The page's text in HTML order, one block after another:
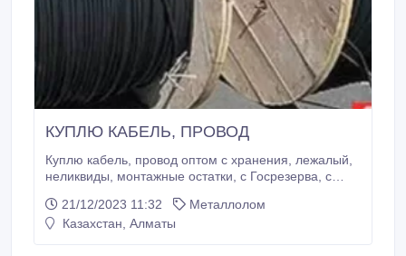
КУПЛЮ КАБЕЛЬ, ПРОВОД
Куплю кабель, провод оптом с хранения, лежалый,
неликвиды, монтажные остатки, с Госрезерва, с
любого региона России и Казахстана! С уважением
к Вам и вашему бизнесу! 89323038114 Евгений
21/12/2023 11:32
Металлолом
Казахстан, Алматы